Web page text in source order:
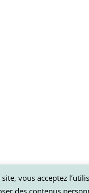
vous acceptez
des contenus